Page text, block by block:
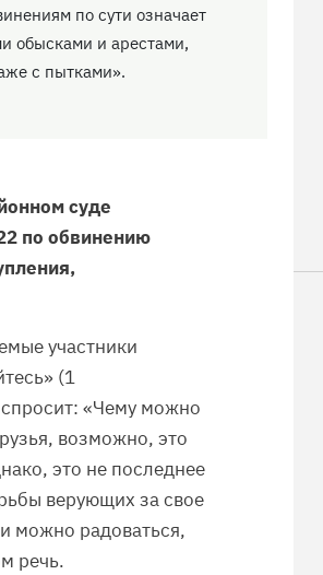
по сути означает
обысками и арестами,
с пытками».
суде
по обвинению
участники
(1
«Чему можно
возможно, это
это не последнее
верующих за свое
можно радоваться,
речь.